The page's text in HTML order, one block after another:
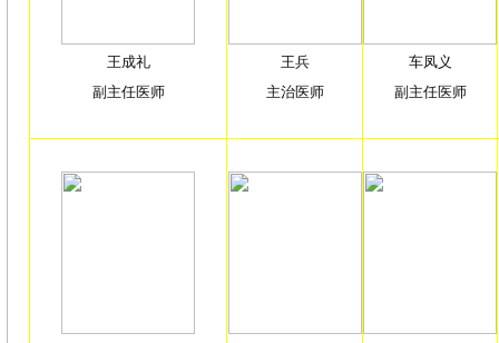
王成礼
副主任医师
王兵
主治医师
车凤义
副主任医师